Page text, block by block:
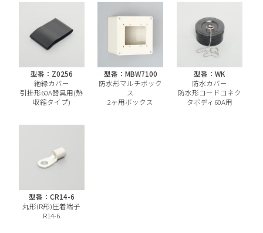
型番：Z0256
絶縁カバー
引掛形60A器具用(熱
収縮タイプ)
型番：MBW7100
防水形マルチボック
ス
2ヶ用ボックス
型番：WK
防水カバー
防水形コードコネク
タボディ60A用
型番：CR14-6
丸形(R形)圧着端子
R14-6